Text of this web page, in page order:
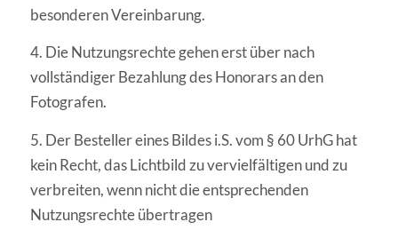
besonderen Vereinbarung.
4. Die Nutzungsrechte gehen erst über nach
vollständiger Bezahlung des Honorars an den
Fotografen.
5. Der Besteller eines Bildes i.S. vom § 60 UrhG hat
kein Recht, das Lichtbild zu vervielfältigen und zu
verbreiten, wenn nicht die entsprechenden
Nutzungsrechte übertragen